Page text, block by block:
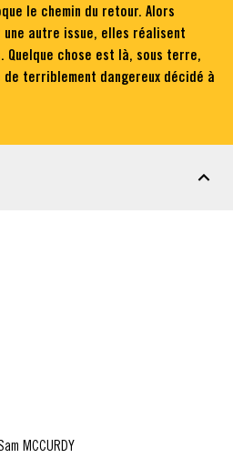
le chemin du retour. Alors
autre issue, elles réalisent
Quelque chose est là, sous terre,
de terriblement dangereux décidé à
MCCURDY